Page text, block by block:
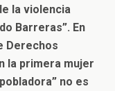
la violencia
Barreras”. En
Derechos
la primera mujer
no es